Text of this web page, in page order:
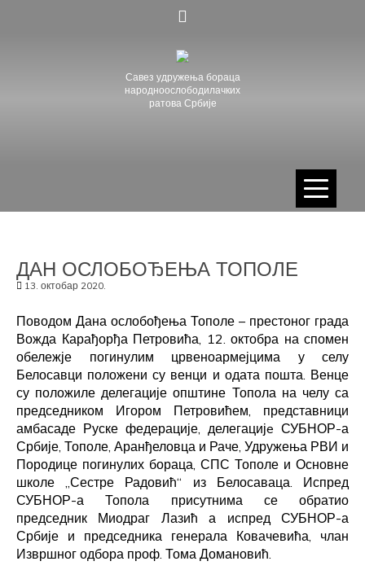
Савез удружења бораца
народноослободилачких
ратова Србије
ДАН ОСЛОБОЂЕЊА ТОПОЛЕ
13. октобар 2020.
Поводом Дана ослобођења Тополе – престоног града
Вожда Карађорђа Петровића, 12. октобра на спомен
обележје погинулим црвеноармејцима у селу
Белосавци положени су венци и одата пошта. Венце
су положиле делегације општине Топола на челу са
председником Игором Петровићем, представници
амбасаде Руске федерације, делегацијe СУБНОР-а
Србије, Тополе, Аранђеловца и Раче, Удружења РВИ и
Породице погинулих бораца, СПС Тополе и Основне
школе „Сестре Радовић“ из Белосаваца. Испред
СУБНОР-а Топола присутнима се обратио
председник Миодраг Лазић а испред СУБНОР-а
Србије и председника генерала Ковачевића, члан
Извршног одбора проф. Тома Домановић.